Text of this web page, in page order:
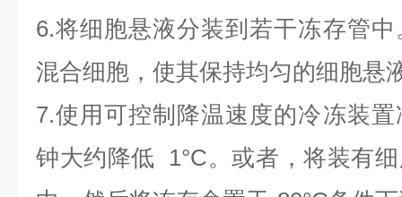
6.将细胞悬液分装到若干冻存管
混合细胞，使其保持均匀的细胞悬
7.使用可控制降温速度的冷冻装
钟大约降低 1°C。或者，将装有